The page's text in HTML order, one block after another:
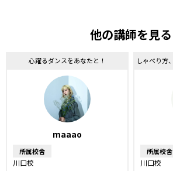
他の講師を見る
心躍るダンスをあなたと！
maaao
所属校舎
川口校
所属校舎
川口校